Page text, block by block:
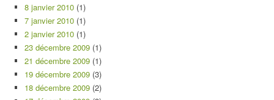
8 janvier 2010 (1)
7 janvier 2010 (1)
2 janvier 2010 (1)
23 décembre 2009 (1)
21 décembre 2009 (1)
19 décembre 2009 (3)
18 décembre 2009 (2)